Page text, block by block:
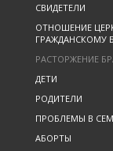
СВИДЕТЕЛИ
ОТНОШЕНИЕ
ГРАЖДАНСКОМУ
РАСТОРЖЕНИЕ
ДЕТИ
РОДИТЕЛИ
ПРОБЛЕМЫ В
АБОРТЫ